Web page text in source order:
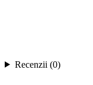
Recenzii (0)